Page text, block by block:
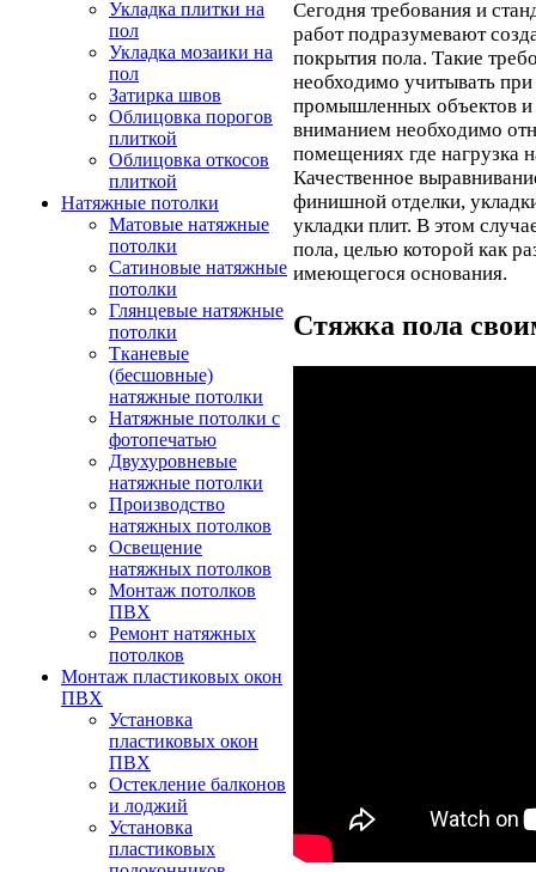
Укладка плитки на
пол
Укладка мозаики на
пол
Затирка швов
Облицовка порогов
плиткой
Облицовка откосов
плиткой
Натяжные потолки
Матовые натяжные
потолки
Сатиновые натяжные
потолки
Глянцевые натяжные
потолки
Тканевые
(бесшовные)
натяжные потолки
Натяжные потолки с
фотопечатью
Двухуровневые
натяжные потолки
Производство
натяжных потолков
Освещение
натяжных потолков
Монтаж потолков
ПВХ
Ремонт натяжных
потолков
Монтаж пластиковых окон
ПВХ
Установка
пластиковых окон
ПВХ
Остекление балконов
и лоджий
Установка
пластиковых
Сегодня требования и
работ подразумевают
покрытия пола. Такие
необходимо учитывать
промышленных объектов
вниманием необходимо
помещениях где нагрузка
Качественное
финишной отделки,
укладки плит. В этом
пола, целью которой как
имеющегося основания.
Стяжка пола